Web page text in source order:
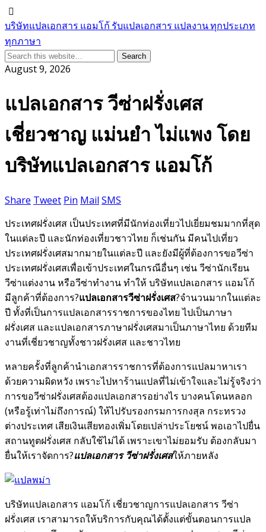
บริษัทแปลเอกสาร แอมโก้ รับแปลเอกสาร แปลงาน ทุกประเภท
ทุกภาษา
August 9, 2026
แปลเอกสาร วีซ่าฝรั่งเศส
เชี่ยวชาญ แม่นยำ ไม่แพง โดย
บริษัทแปลเอกสาร แอมโก้
Share Tweet Pin Mail SMS
ประเทศฝรั่งเศส เป็นประเทศที่มีนักท่องเที่ยวไปเยี่ยมชมมากที่สุด
ในแต่ละปี และนักท่องเที่ยวชาวไทย ก็เช่นกัน มีคนไปเที่ยว
ประเทศฝรั่งเศสมากมายในแต่ละปี และยังมีผู้ที่ต้องการขอวีซ่า
ประเทศฝรั่งเศสเพื่อเข้าประเทศในกรณีอื่นๆ เช่น วีซ่านักเรียน
วีซ่าแต่งงาน หรือวีซ่าทำงาน ทำให้ บริษัทแปลเอกสาร แอมโก้
มีลูกค้าที่ต้องการ?แปลเอกสารวีซ่าฝรั่งเศส?จำนวนมากในแต่ละ
ปี ทั้งที่เป็นการแปลเอกสารราชการของไทย ไปเป็นภาษา
ฝรั่งเศส และแปลเอกสารภาษาฝรั่งเศสมาเป็นภาษาไทย ด้วยทีม
งานที่เชี่ยวชาญทั้งชาวฝรั่งเศส และชาวไทย
หลายครั้งที่ลูกค้านำเอกสารราชการที่ต้องการแปลมาหาเรา
ด้วยความผิดหวัง เพราะไปหาร้านแปลที่ไม่เข้าใจและไม่รู้จริงว่า
การขอวีซ่าฝรั่งเศสต้องแปลเอกสารอย่างไร บางคนโดนหลอก
(หรือรู้เท่าไม่ถึงการณ์) ให้ไปรับรองกรมการกงสุล กระทรวง
ต่างประเทศ เสียเงินเสียทองเพิ่มโดยเปล่าประโยชน์ พอเอาไปยื่น
สถานทูตฝรั่งเศส กลับใช้ไม่ได้ เพราะเขาไม่ยอมรับ ต้องกลับมา
ยื่นให้เราจัดการ?แปลเอกสาร วีซ่าฝรั่งเศสให้ภายหลัง
บริษัทแปลเอกสาร แอมโก้ เชี่ยวชาญการแปลเอกสาร วีซ่า
ฝรั่งเศส เราสามารถให้บริการกับคุณได้ตั้งแต่ขั้นตอนการแปล